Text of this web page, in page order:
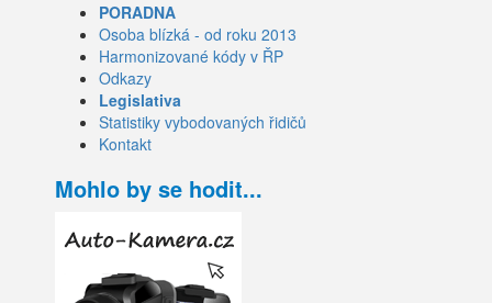
PORADNA
Osoba blízká - od roku 2013
Harmonizované kódy v ŘP
Odkazy
Legislativa
Statistiky vybodovaných řidičů
Kontakt
Mohlo by se hodit...